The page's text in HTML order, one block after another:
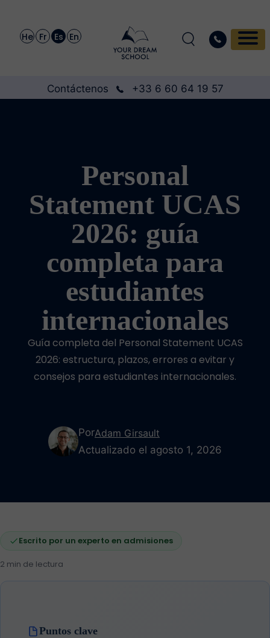
He Fr Es En
Contáctenos +33 6 60 64 19 57
Personal
Statement UCAS
2026: guía
completa para
estudiantes
internacionales
Guía completa del Personal Statement UCAS
2026: estructura, plazos, errores a evitar y
consejos para estudiantes internacionales.
PorAdam Girsault
Actualizado el agosto 1, 2026
Escrito por un experto en admisiones
2 min de lectura
Puntos clave